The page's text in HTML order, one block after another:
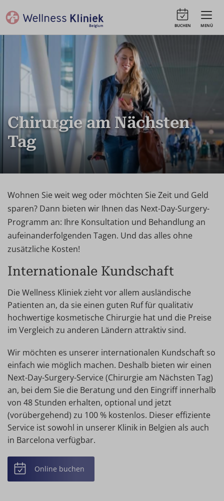
MENÜ
BUCHEN
Chirurgie am Nächsten
Tag
Wohnen Sie weit weg oder möchten Sie Zeit und Geld
sparen? Dann bieten wir Ihnen das Next-Day-Surgery-
Programm an: Ihre Konsultation und Behandlung an
aufeinanderfolgenden Tagen. Und das alles ohne
zusätzliche Kosten!
Internationale Kundschaft
Die Wellness Kliniek zieht vor allem ausländische
Patienten an, da sie einen guten Ruf für qualitativ
hochwertige kosmetische Chirurgie hat und die Preise
im Vergleich zu anderen Ländern attraktiv sind.
Wir möchten es unserer internationalen Kundschaft so
einfach wie möglich machen. Deshalb bieten wir einen
Next-Day-Surgery-Service (Chirurgie am Nächsten Tag)
an, bei dem Sie die Beratung und den Eingriff innerhalb
von 48 Stunden erhalten, optional und jetzt
(vorübergehend) zu 100 % kostenlos. Dieser effiziente
Service ist sowohl in unserer Klinik in Belgien als auch
in Barcelona verfügbar.
Online buchen